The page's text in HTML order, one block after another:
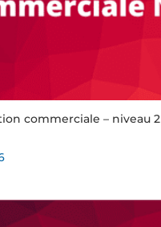
commerciale – niveau 2